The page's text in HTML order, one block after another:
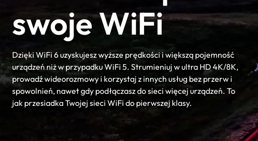
swoje WiFi
Dzięki WiFi 6 uzyskujesz wyższe prędkości i większą pojemność
urządzeń niż w przypadku WiFi 5. Strumieniuj w ultra HD 4K/8K,
prowadź wideorozmowy i korzystaj z innych usług bez przerw i
spowolnień, nawet gdy podłączasz do sieci więcej urządzeń. To
jak przesiadka Twojej sieci WiFi do pierwszej klasy.